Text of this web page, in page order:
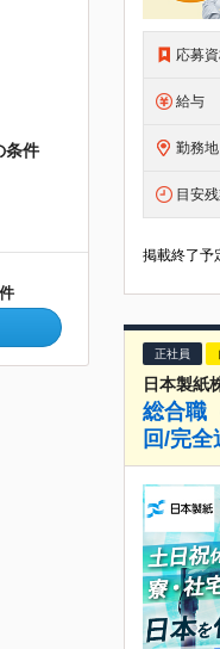
条件
件
応募
給与
勤務地
目安
掲載終了予
正社員
日本製紙
総合職
回/完